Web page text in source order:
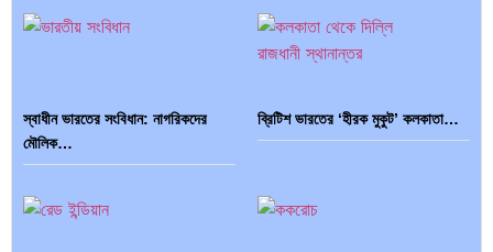
স্বাধীন ভারতের সংবিধান: নাগরিকদের
মৌলিক…
ব্রিটিশ ভারতের ‘হীরক মুকুট’ কলকাতা…